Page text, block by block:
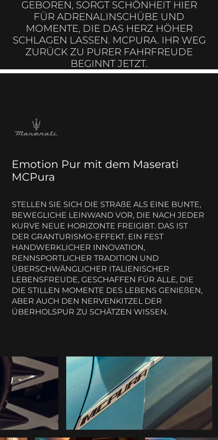
GEBOREN, SORGT SCHÖNHEIT HIER
FÜR ADRENALINSCHÜBE UND
MOMENTE, DIE DAS HERZ HÖHER
SCHLAGEN LASSEN. MCPURA. IHR WEG
ZURÜCK ZU PURER FAHRFREUDE
BEGINNT JETZT.
Emotion Pur mit dem Maserati
MCPura
STELLEN SIE SICH DIE STRAßE ALS EINE BUNTE,
BEWEGLICHE LEINWAND VOR, DIE NACH JEDER
KURVE NEUE HORIZONTE FREIGIBT. DAS IST
DER GRANTURISMO-EFFEKT. EIN FEST
HANDWERKLICHER INNOVATION,
RENNSPORTLICHER TRADITION UND
ÜBERSCHWÄNGLICHER ITALIENISCHER
LEBENSFREUDE, GESCHAFFEN FÜR ALLE, DIE
DIE STILLEN MOMENTE DES LEBENS GENIEßEN,
ABER AUCH DEN NERVENKITZEL DER
ÜBERHOLSPUR ZU SCHÄTZEN WISSEN.